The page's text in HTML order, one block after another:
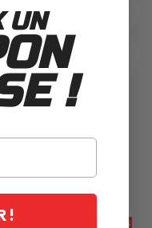
Premier
PROMOS
UN
!
!